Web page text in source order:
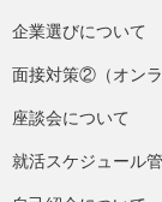
企業選びについて
面接対策②（オンラ
座談会について
就活スケジュール